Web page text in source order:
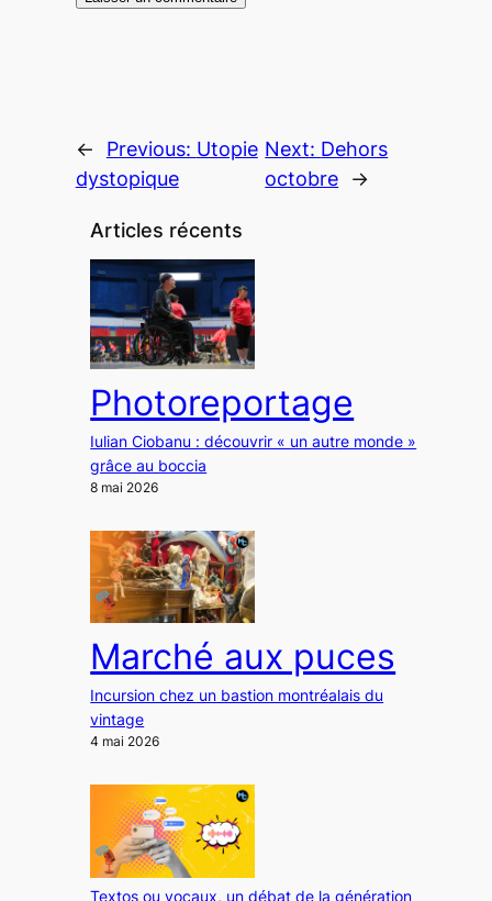
← Previous: Utopie
dystopique
Next: Dehors
octobre
→
Articles récents
Photoreportage
Iulian Ciobanu : découvrir « un autre monde »
grâce au boccia
8 mai 2026
Marché aux puces
Incursion chez un bastion montréalais du
vintage
4 mai 2026
Textos ou vocaux, un débat de la génération